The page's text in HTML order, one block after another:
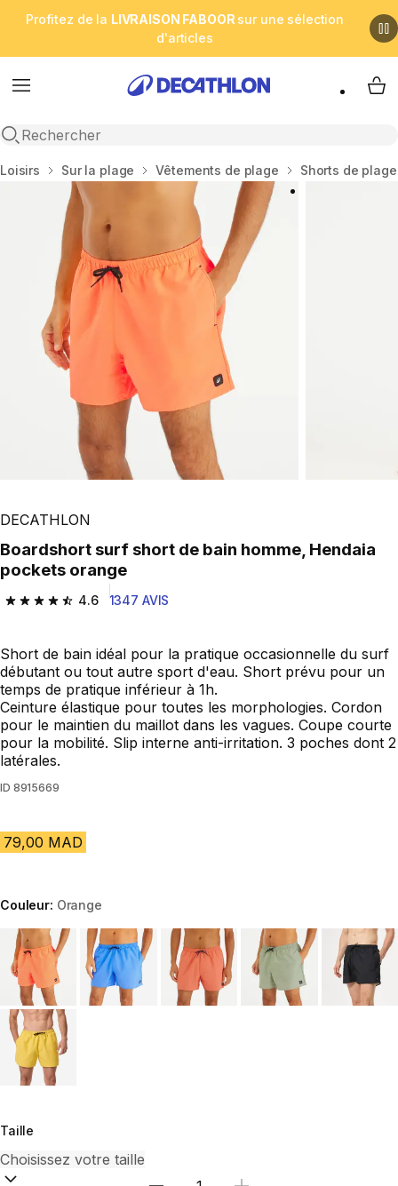
Profitez de la LIVRAISON FABOOR sur une sélection
d'articles
Menu
Open search
My
Accueil
Loisirs Sur la plage Vêtements de plage Shorts de plage
DECATHLON
Boardshort surf short de bain homme, Hendaia
pockets orange
4.6
4.6 out of 5 stars from 1347 reviews
1347 AVIS
Short de bain idéal pour la pratique occasionnelle du surf
débutant ou tout autre sport d'eau. Short prévu pour un
temps de pratique inférieur à 1h.
Ceinture élastique pour toutes les morphologies. Cordon
pour le maintien du maillot dans les vagues. Coupe courte
pour la mobilité. Slip interne anti-irritation. 3 poches dont 2
latérales.
ID 8915669
79,00 MAD
Couleur: Orange
Choose a variant
Taille